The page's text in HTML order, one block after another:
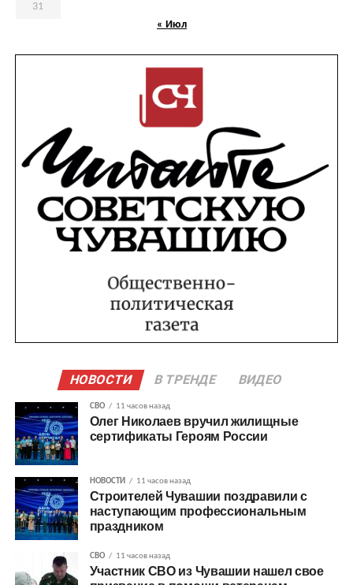
31
« Июл
НОВОСТИ В ТРЕНДЕ ВИДЕО
СВО 11 часов назад
Олег Николаев вручил жилищные
сертификаты Героям России
НОВОСТИ 11 часов назад
Строителей Чувашии поздравили с
наступающим профессиональным
праздником
СВО 11 часов назад
Участник СВО из Чувашии нашел свое